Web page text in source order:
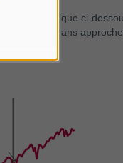
Le graphique ci-
taux à 10 ans